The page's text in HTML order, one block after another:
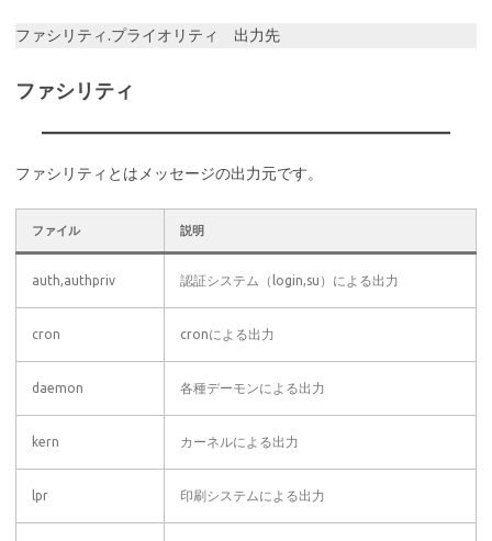
ファシリティ.プライオリティ 出力先
ファシリティ
ファシリティとはメッセージの出力元です。
ファイル 説明
auth,authpriv 認証システム（login,su）による出力
cron cronによる出力
daemon 各種デーモンによる出力
kern カーネルによる出力
lpr 印刷システムによる出力